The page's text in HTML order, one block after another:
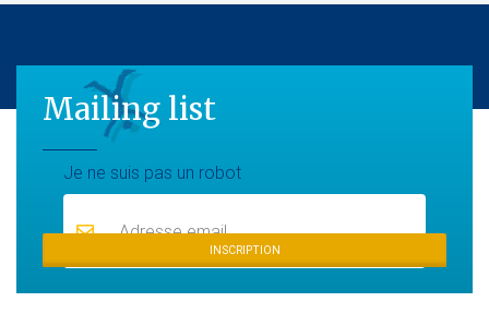
Mailing list
Je ne suis pas un robotMailing list
INSCRIPTION